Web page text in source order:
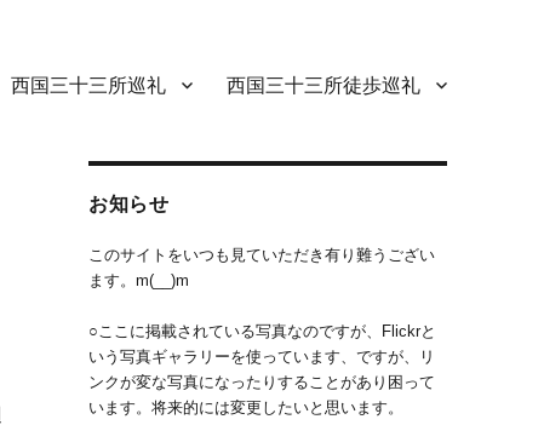
西国三十三所巡礼 西国三十三所徒歩巡礼
お知らせ
このサイトをいつも見ていただき有り難うござい
ます。m(__)m
○ここに掲載されている写真なのですが、Flickrと
いう写真ギャラリーを使っています、ですが、リ
ンクが変な写真になったりすることがあり困って
います。将来的には変更したいと思います。